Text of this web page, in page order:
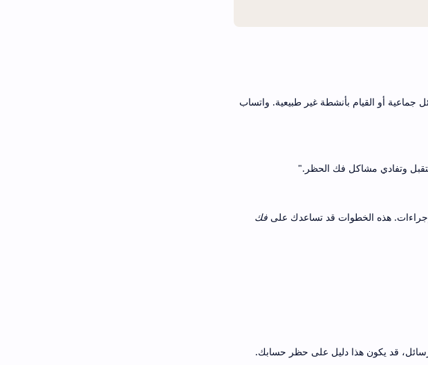
أو القيام بأنشطة غير طبيعية. واتساب
وتفادي مشاكل فك الحظر."
هذه الخطوات قد تساعدك علىفك
قد يكون هذا دليل على حظر حسابك.